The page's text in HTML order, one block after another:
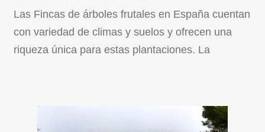
Las Fincas de árboles frutales en España cuentan
con variedad de climas y suelos y ofrecen una
riqueza única para estas plantaciones. La
explora las mejores regiones del país para el
cultivo de frutas, destacando sus características